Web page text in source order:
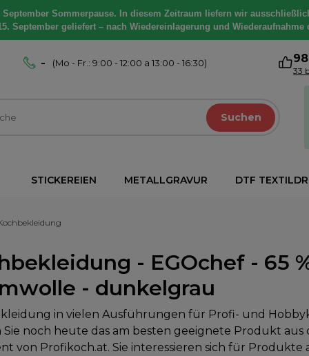
Sommerpause. In diesem Zeitraum liefern wir
September geliefert – nach Wiedereinlagerung und
- (Mo - Fr.: 9:00 - 12:00 a 13:00 - 16:30)
33
Suchen
STICKEREIEN METALLGRAVUR DTF
- EGOchef - 65
- dunkelgrau
in vielen Ausführungen für Profi- und
Sie noch heute das am besten geeignete Produkt aus
von Profikoch.at. Sie interessieren sich für Produkte